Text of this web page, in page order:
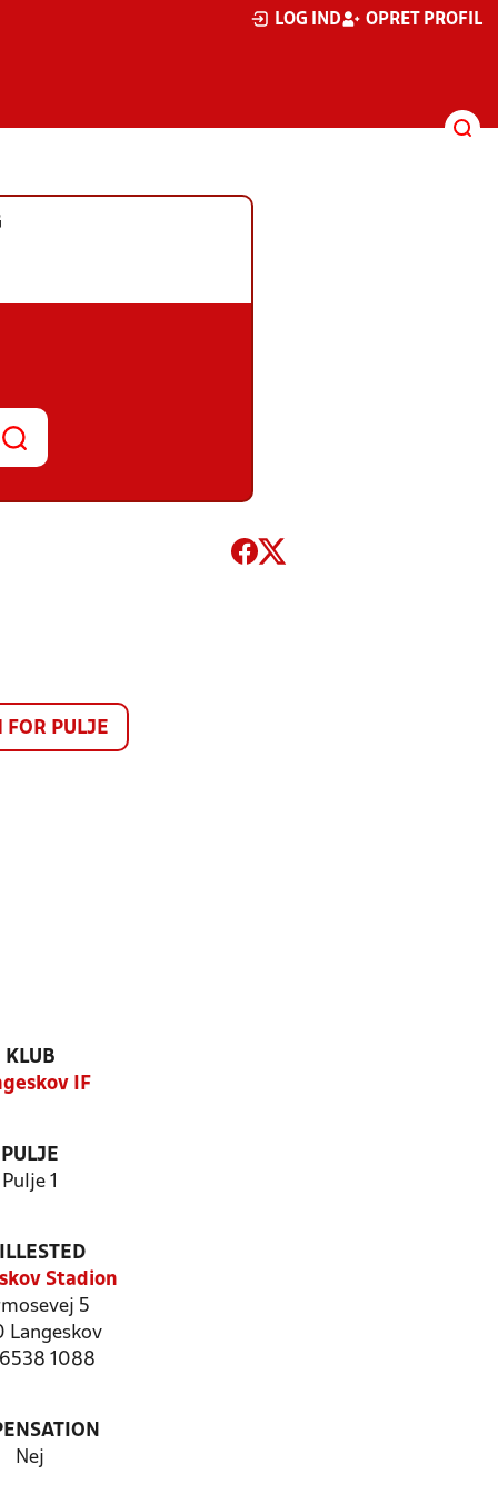
LOG IND OPRET PROFIL
PULJE
KLUB
IF
PULJE
Pulje 1
Stadion
5
Langeskov
1088
Nej